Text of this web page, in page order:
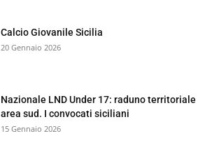
Calcio Giovanile Sicilia
20 Gennaio 2026
Nazionale LND Under 17: raduno territoriale
area sud. I convocati siciliani
15 Gennaio 2026